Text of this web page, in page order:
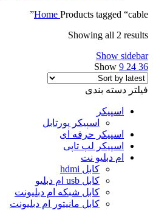
Home Products tagged “cable”
Showing all 2 results
Show sidebar
Show 9 24 36
فیلتر دسته بندی
اسپیکر
اسپیکر پورتابل
اسپیکر حرفه ای
اسپیکر لپ تاپی
ام دبلیو نت
کابل hdmi
کابل usb ام دبلیو
کابل شبکه ام دبلیونت
کابل مانیتور ام دبلیونت